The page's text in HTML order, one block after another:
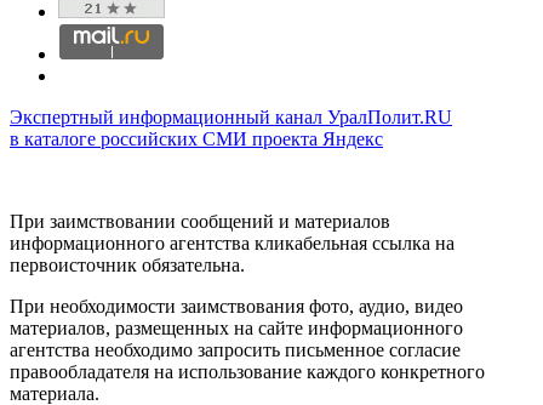
Экспертный информационный канал УралПолит.RU
в каталоге российских СМИ проекта Яндекс
При заимствовании сообщений и материалов
информационного агентства кликабельная ссылка на
первоисточник обязательна.
При необходимости заимствования фото, аудио, видео
материалов, размещенных на сайте информационного
агентства необходимо запросить письменное согласие
правообладателя на использование каждого конкретного
материала.